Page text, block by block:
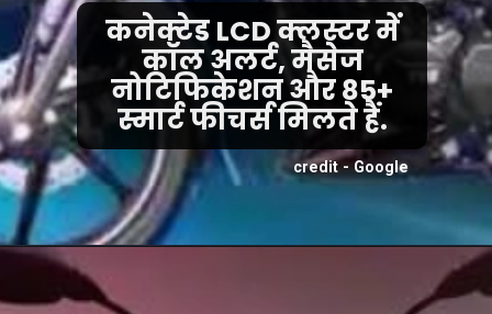
कनेक्टेड LCD क्लस्टर में
कॉल अलर्ट, मैसेज
नोटिफिकेशन और 85+
स्मार्ट फीचर्स मिलते हैं.
credit - Google